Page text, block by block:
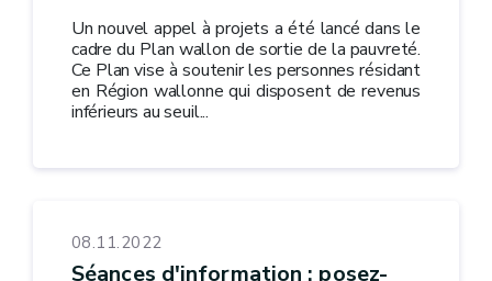
Un nouvel appel à projets a été lancé dans le
cadre du Plan wallon de sortie de la pauvreté.
Ce Plan vise à soutenir les personnes résidant
en Région wallonne qui disposent de revenus
inférieurs au seuil...
08.11.2022
Séances d'information : posez-